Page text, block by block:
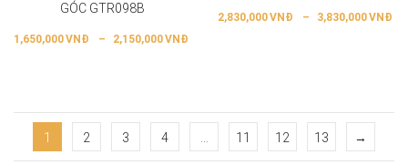
GÓC GTR098B
1,650,000VNĐ – 2,150,000VNĐ
2,830,000VNĐ – 3,830,000VNĐ
1 2 3 4 11 12 13 →